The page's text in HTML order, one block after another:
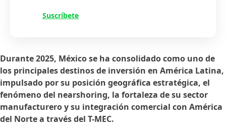
Suscríbete
Durante 2025, México se ha consolidado como uno de
los principales destinos de inversión en América Latina,
impulsado por su posición geográfica estratégica, el
fenómeno del nearshoring, la fortaleza de su sector
manufacturero y su integración comercial con América
del Norte a través del T-MEC.